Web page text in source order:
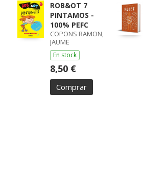
ROB&OT 7
PINTAMOS -
100% PEFC
COPONS RAMON,
JAUME
En stock
8,50 €
Comprar